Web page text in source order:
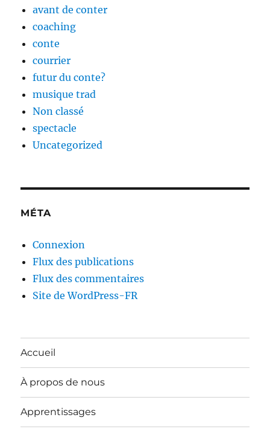
avant de conter
coaching
conte
courrier
futur du conte?
musique trad
Non classé
spectacle
Uncategorized
MÉTA
Connexion
Flux des publications
Flux des commentaires
Site de WordPress-FR
Accueil
À propos de nous
Apprentissages